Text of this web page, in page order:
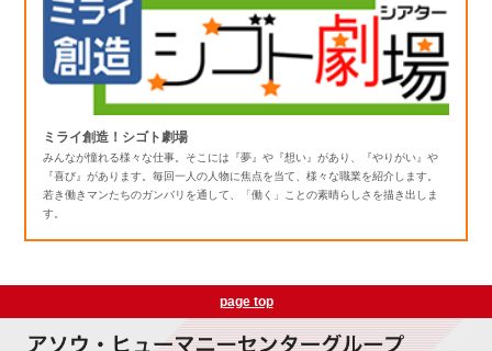
ミライ創造！シゴト劇場
みんなが憧れる様々な仕事。そこには『夢』や『想い』があり、『やりがい』や
『喜び』があります。毎回一人の人物に焦点を当て、様々な職業を紹介します。
若き働きマンたちのガンバリを通して、「働く」ことの素晴らしさを描き出しま
す。
page top